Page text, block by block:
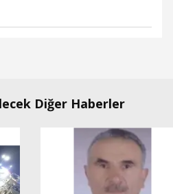
Diğer Haberler